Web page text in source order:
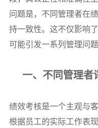
问题是，不同管理者在
持一致性。这不仅影响
可能引发一系列管理问题
一、不同管理者
绩效考核是一个主观与
根据员工的实际工作表